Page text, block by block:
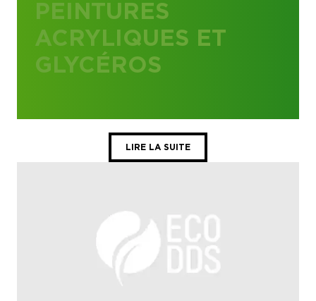
PEINTURES
ACRYLIQUES ET
GLYCÉROS
LIRE LA SUITE